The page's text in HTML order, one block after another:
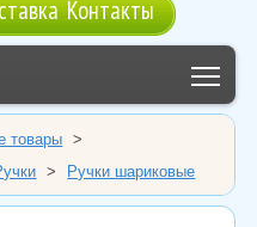
Контакты
товары
>
> Ручки шариковые